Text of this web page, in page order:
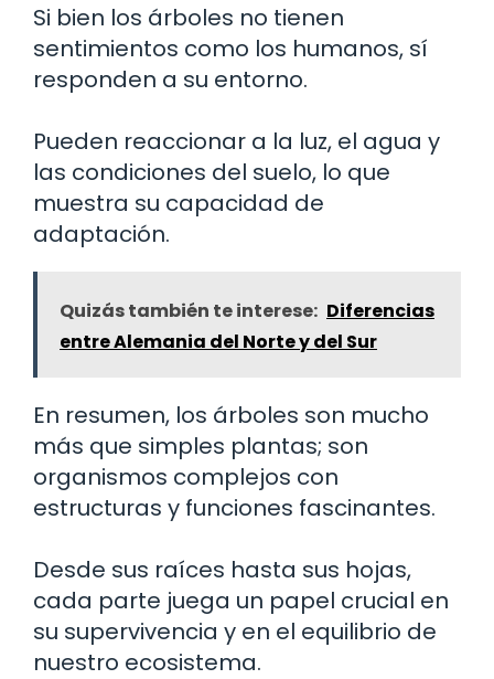
Si bien los árboles no tienen
sentimientos como los humanos, sí
responden a su entorno.
Pueden reaccionar a la luz, el agua y
las condiciones del suelo, lo que
muestra su capacidad de
adaptación.
Quizás también te interese: Diferencias
entre Alemania del Norte y del Sur
En resumen, los árboles son mucho
más que simples plantas; son
organismos complejos con
estructuras y funciones fascinantes.
Desde sus raíces hasta sus hojas,
cada parte juega un papel crucial en
su supervivencia y en el equilibrio de
nuestro ecosistema.